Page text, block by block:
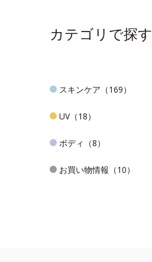
カテゴリで探す
スキンケア（169）
UV（18）
ボディ（8）
お買い物情報（10）